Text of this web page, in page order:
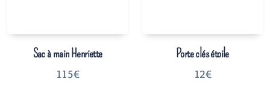
Sac à main Henriette
115€
Porte clés étoile
12€